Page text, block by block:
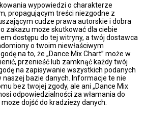
wypowiedzi o charakterze
propagującym treści niezgodne z
cudze prawa autorskie i dobra
zakazu może skutkować dla ciebie
dostępu do tej witryny, a twój dostawca
o twoim niewłaściwym
na to, że „Dance Mix Chart” może w
przenieść lub zamknąć każdy twój
na zapisywanie wszystkich podanych
bazie danych. Informacje te nie
bez twojej zgody, ale ani „Dance Mix
odpowiedzialności za włamania do
dojść do kradzieży danych.